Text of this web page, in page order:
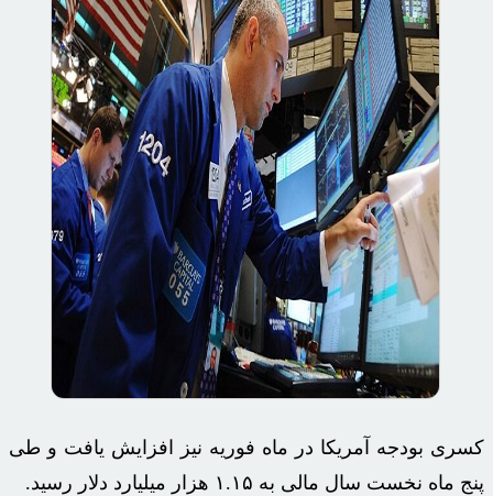
کسری بودجه آمریکا در ماه فوریه نیز افزایش یافت و طی
پنج ماه نخست سال مالی به ۱.۱۵ هزار میلیارد دلار رسید.